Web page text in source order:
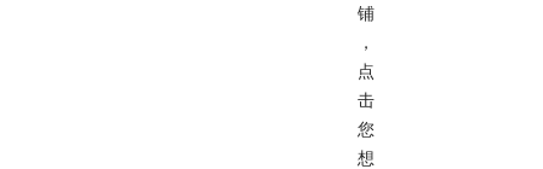
铺
，
点
击
您
想